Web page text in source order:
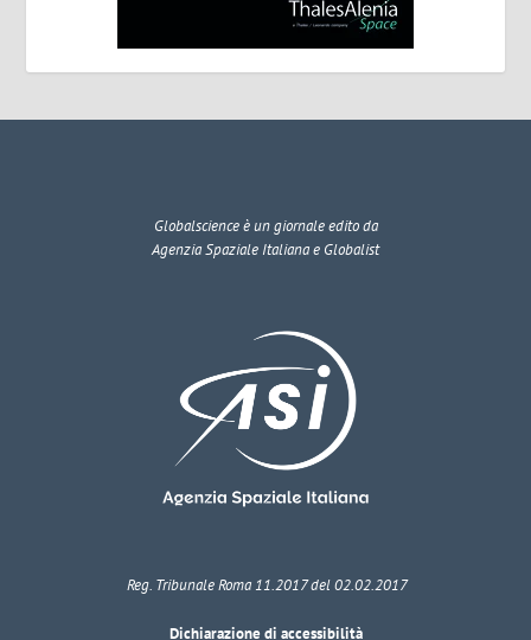
Globalscienceè un giornale edito da
Agenzia Spaziale Italiana e Globalist
Reg. Tribunale Roma 11.2017 del 02.02.2017
Dichiarazione di accessibilità